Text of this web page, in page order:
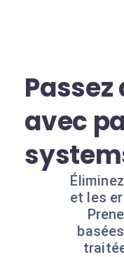
avec
et les